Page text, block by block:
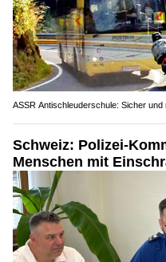
ASSR Antischleuderschule: Sicher
Schweiz: Polizei-
Menschen mit